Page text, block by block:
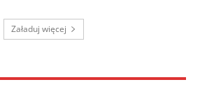
Załaduj więcej